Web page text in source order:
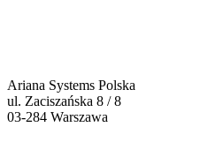
Ariana Systems Polska
ul. Zaciszańska 8 / 8
03-284 Warszawa